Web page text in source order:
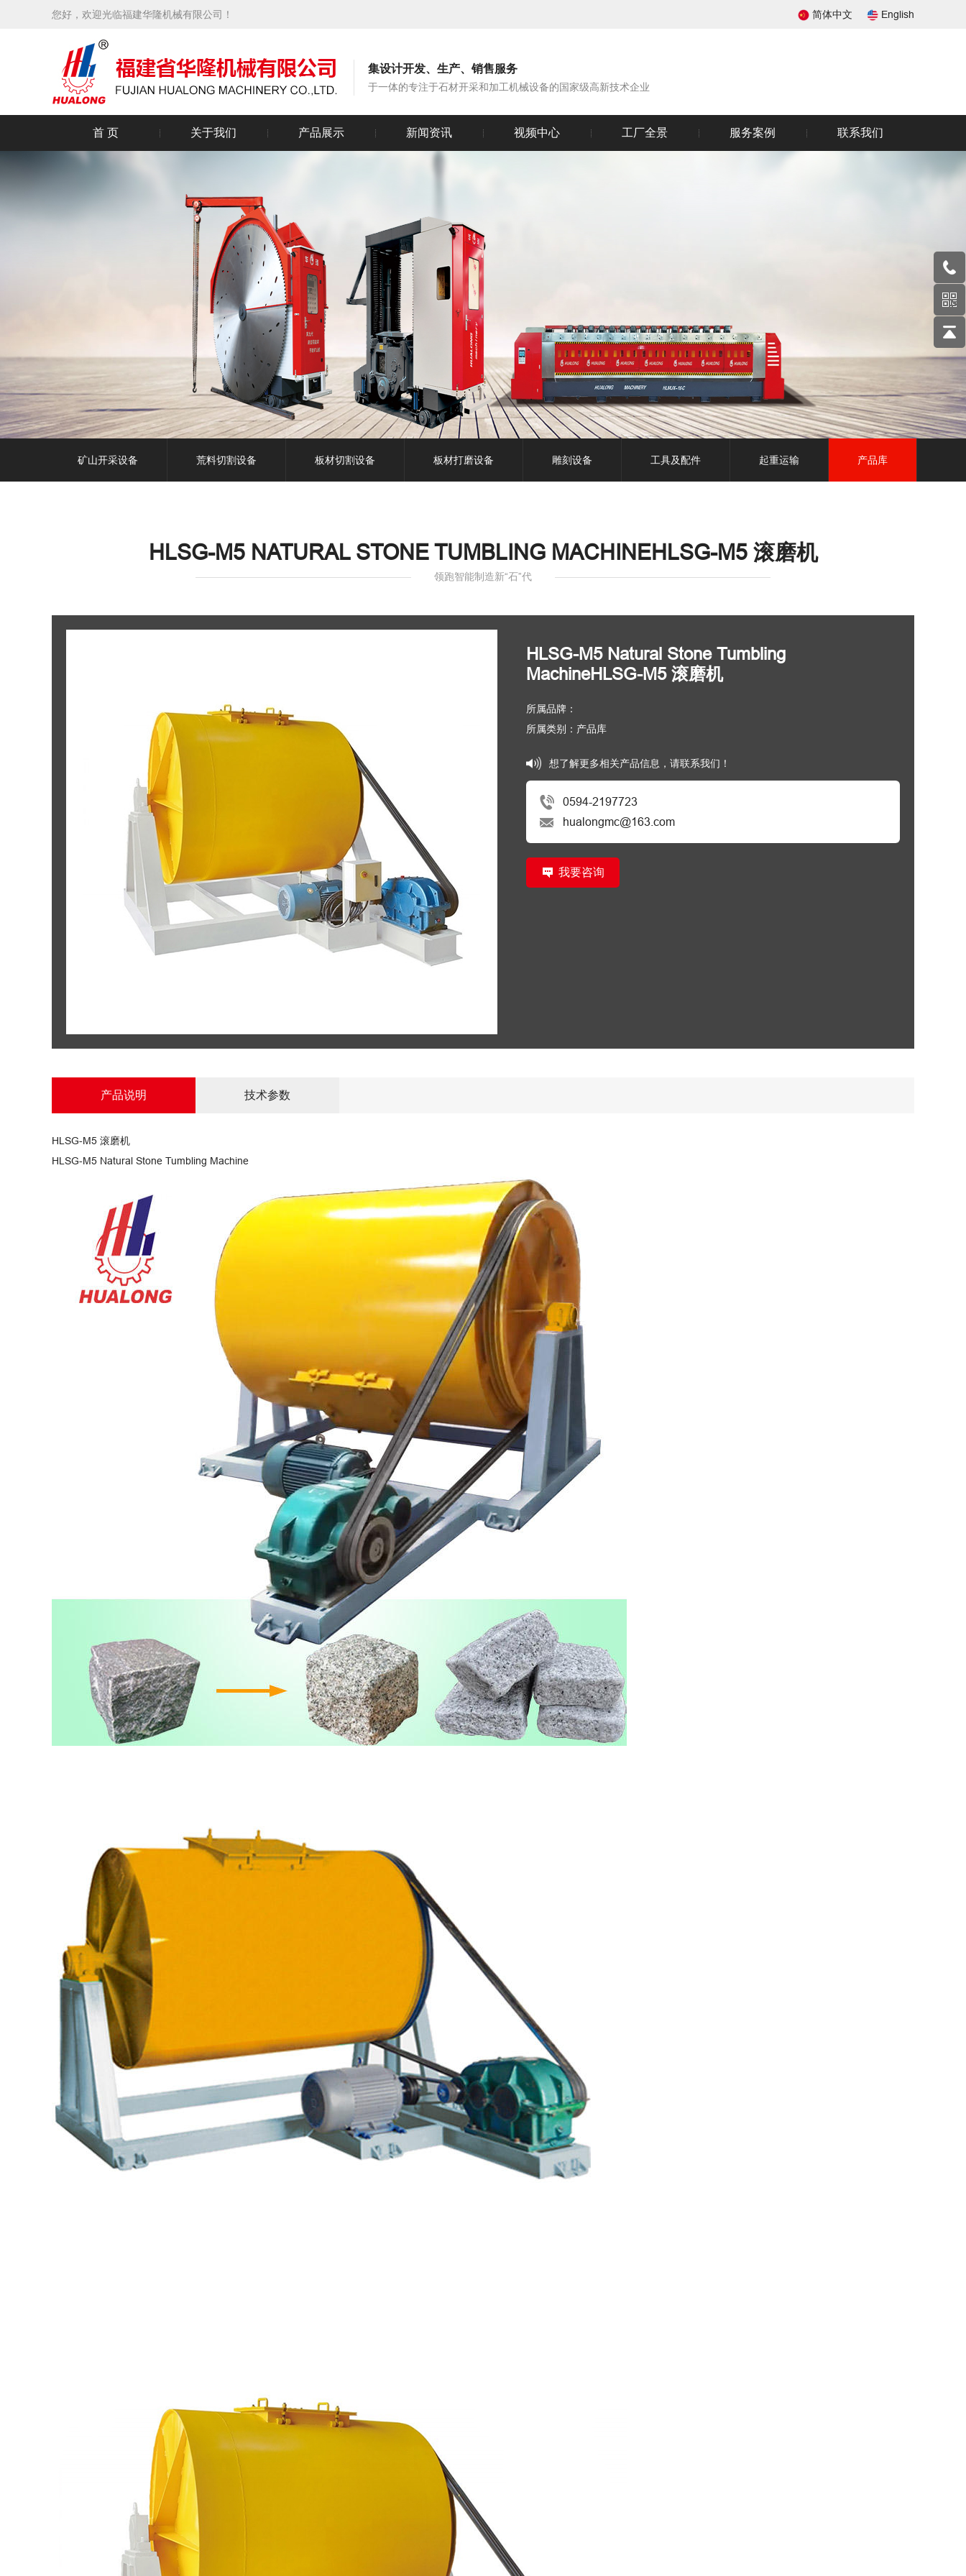
您好，欢迎光临福建华隆机械有限公司！ 简体中文 English
集设计开发、生产、销售服务
于一体的专注于石材开采和加工机械设备的国家级高新技术企业
首 页 关于我们 产品展示 新闻资讯 视频中心 工厂全景 服务案例 联系我们
矿山开采设备 荒料切割设备 板材切割设备 板材打磨设备 雕刻设备 工具及配件 起重运输 产品库
HLSG-M5 NATURAL STONE TUMBLING MACHINEHLSG-M5 滚磨机
领跑智能制造新“石”代
HLSG-M5 Natural Stone Tumbling
MachineHLSG-M5 滚磨机
所属品牌：
所属类别：产品库
想了解更多相关产品信息，请联系我们！
0594-2197723
hualongmc@163.com
我要咨询
产品说明 技术参数
HLSG-M5 滚磨机
HLSG-M5 Natural Stone Tumbling Machine